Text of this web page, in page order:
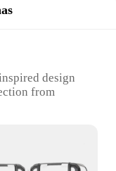
design
from